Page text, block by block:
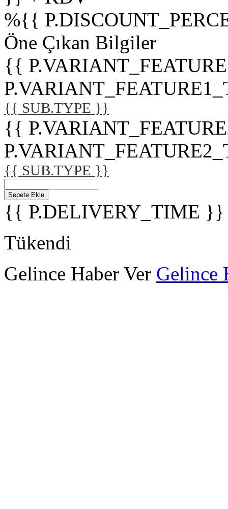
%{{
Öne Çıkan Bilgiler
{{
{{ SUB.TYPE }}
{{
{{ SUB.TYPE }}
Sepete Ekle
{{ P.DELIVERY_TIME }}
Tükendi
Gelince Haber Ver Gelince